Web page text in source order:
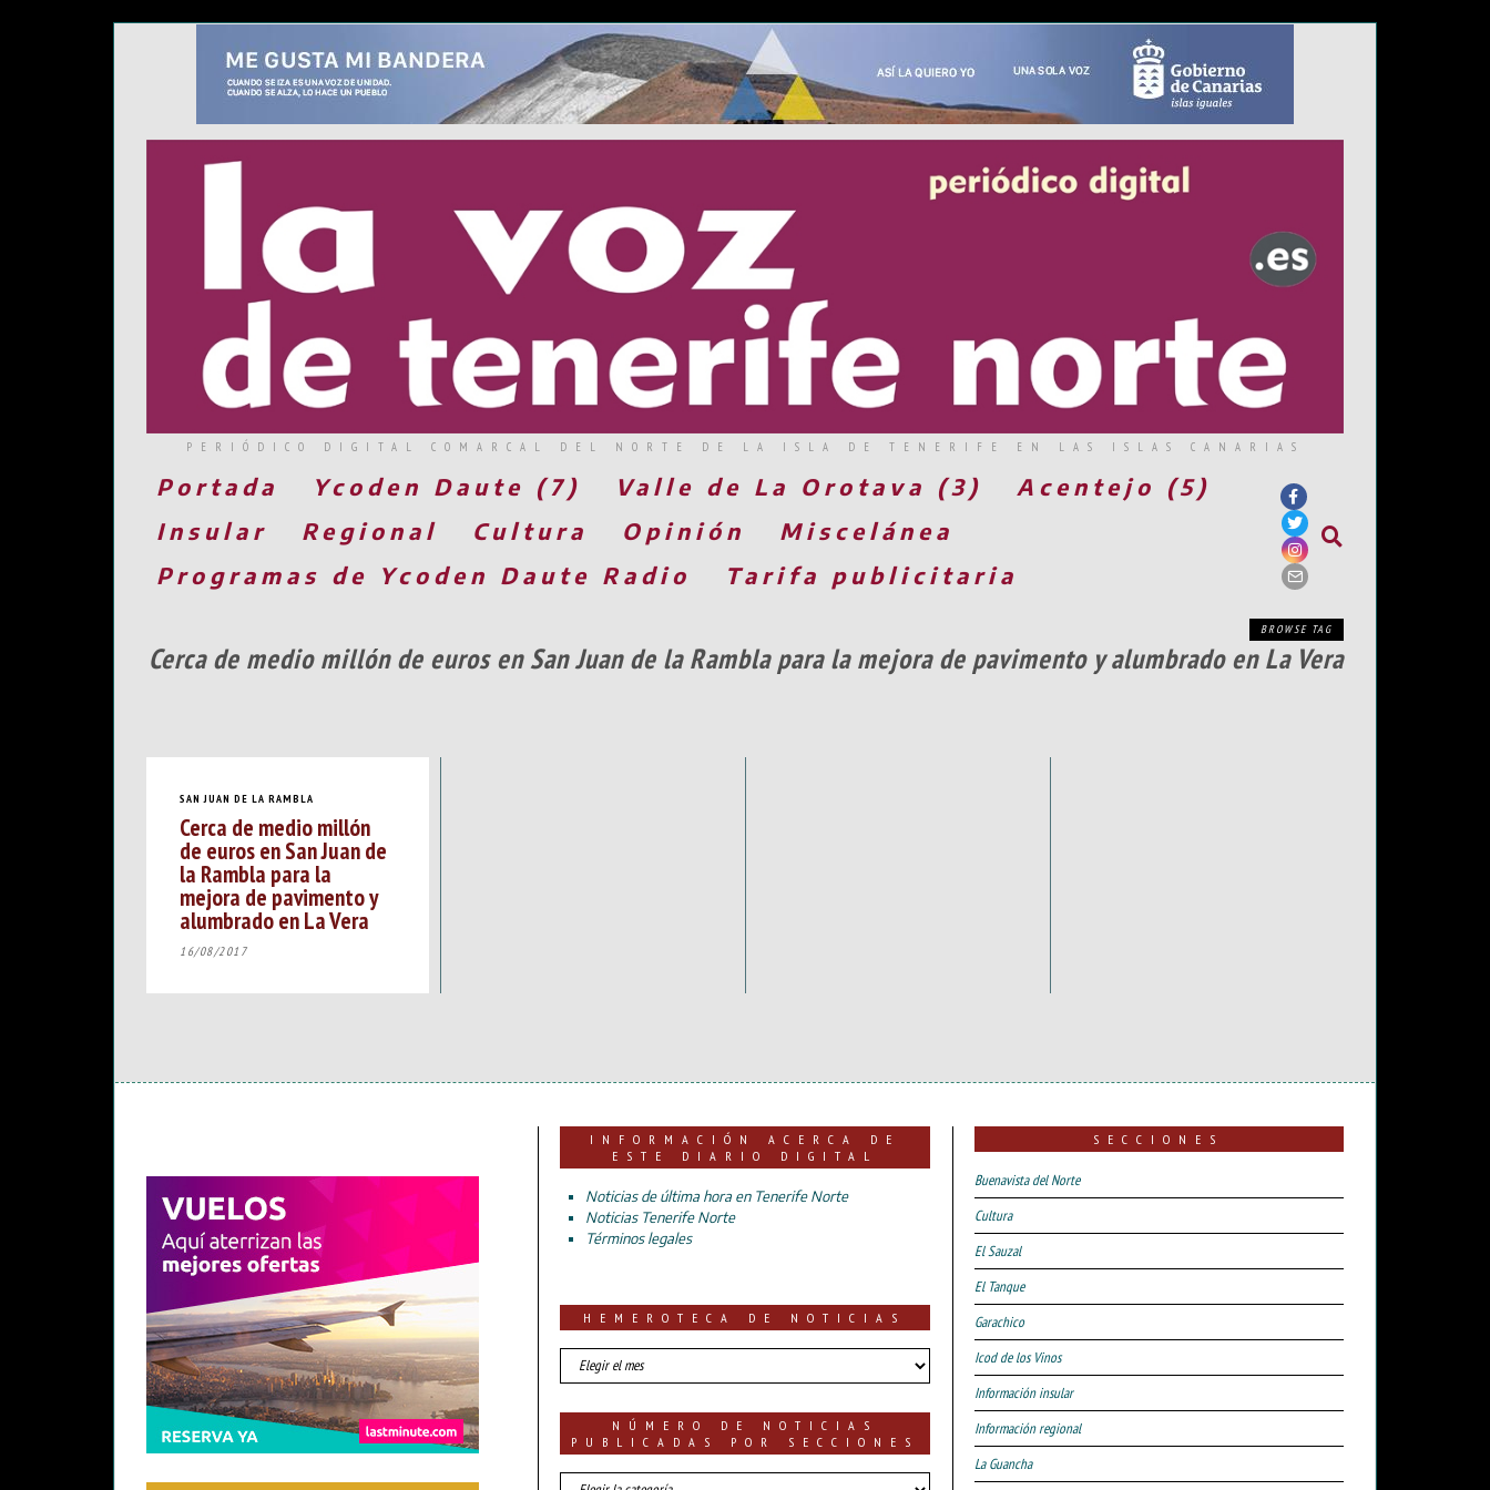
PERIÓDICO DIGITAL COMARCAL DEL NORTE DE LA ISLA DE TENERIFE EN LAS ISLAS CANARIAS
Portada Ycoden Daute (7) Valle de La Orotava (3)
Acentejo (5)
Insular
Regional Cultura Opinión
Miscelánea
Programas de Ycoden Daute Radio
Tarifa publicitaria
BROWSE TAG
Cerca de medio millón de euros en San Juan de la Rambla para la mejora de pavimento y alumbrado en La Vera
SAN JUAN DE LA RAMBLA
Cerca de medio millón
de euros en San Juan de
la Rambla para la
mejora de pavimento y
alumbrado en La Vera
16/08/2017
INFORMACIÓN ACERCA DE
ESTE DIARIO DIGITAL
Noticias de última hora en Tenerife Norte
Noticias Tenerife Norte
Términos legales
HEMEROTECA DE NOTICIAS
HEMEROTECA
DE
NÚMERO DE NOTICIAS
PUBLICADAS POR SECCIONES
número
SECCIONES
Buenavista del Norte
Cultura
El Sauzal
El Tanque
Garachico
Icod de los Vinos
Información insular
Información regional
La Guancha